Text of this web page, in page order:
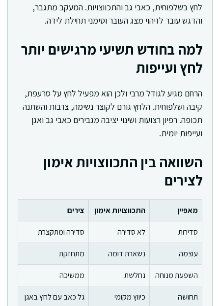
לחץ בשלפוחית, כאבי גב והתכווצויות. המעקב מתגבר,
והדגש עובר לזיהוי מצג העובר וסימני תחילת לידה.
למה בחודש תשיעי מרגישים יותר
לחץ ועייפות
הרחם מגיע לגודל מרבי ולכן הוא מפעיל לחץ על סרעפת,
קיבה ושלפוחית. הלחץ גורם לקוצר נשימה, צרבות והשתנה
תכופה. רפיון רצועות ושינוי יציבה מגבירים כאבי גב ואגן
ועייפות יומית.
השוואה בין התכווצויות אימון
לצירים
מאפיין התכווצויות אימון
צירים
סדירות
לא סדירה
סדירה ומתקצרת
עוצמה
נשארת דומה
מתחזקת
השפעת מנוחה
נחלשת
ממשיכה
תחושה
כיווץ מקומי גל כאב עם לחץ באגן